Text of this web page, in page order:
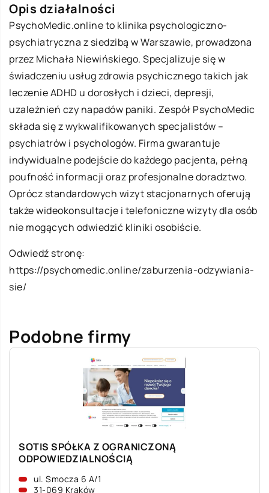
Opis działalności
PsychoMedic.online to klinika psychologiczno-
psychiatryczna z siedzibą w Warszawie, prowadzona
przez Michała Niewińskiego. Specjalizuje się w
świadczeniu usług zdrowia psychicznego takich jak
leczenie ADHD u dorosłych i dzieci, depresji,
uzależnień czy napadów paniki. Zespół PsychoMedic
składa się z wykwalifikowanych specjalistów –
psychiatrów i psychologów. Firma gwarantuje
indywidualne podejście do każdego pacjenta, pełną
poufność informacji oraz profesjonalne doradztwo.
Oprócz standardowych wizyt stacjonarnych oferują
także wideokonsultacje i telefoniczne wizyty dla osób
nie mogących odwiedzić kliniki osobiście.
Odwiedź stronę:
https://psychomedic.online/zaburzenia-odzywiania-
sie/
Podobne firmy
SOTIS SPÓŁKA Z OGRANICZONĄ
ODPOWIEDZIALNOŚCIĄ
ul. Smocza 6 A/1
31-069 Kraków